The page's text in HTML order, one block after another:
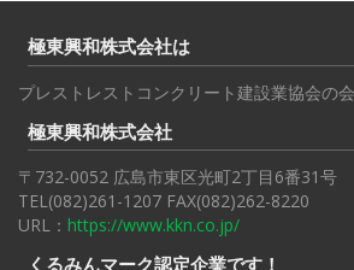
極東興和株式会社は
プレストレストコンクリート建設業協会の会
極東興和株式会社
〒732-0052 広島市東区光町2丁目6番31号
TEL(082)261-1207 FAX(082)262-8220
URL： https://www.kkn.co.jp/
くるみんマーク認定企業です！